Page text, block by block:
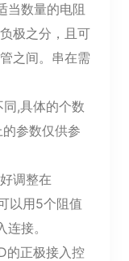
数量的电阻
极之分，且可
之间。串在需
,具体的个数
参数仅供参
调整在
以用5个阻值
接。
正极接入控